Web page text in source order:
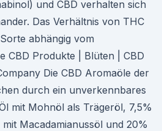
und CBD verhalten sich
Das Verhältnis von THC
abhängig vom
CBD Produkte | Blüten | CBD
Die CBD Aromaöle der
durch ein unverkennbares
mit Mohnöl als Trägeröl, 7,5%
Macadamianussöl und 20%